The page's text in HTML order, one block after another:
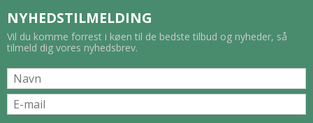
NYHEDSTILMELDING
Vil du komme forrest i køen til de bedste tilbud og nyheder, så
tilmeld dig vores nyhedsbrev.